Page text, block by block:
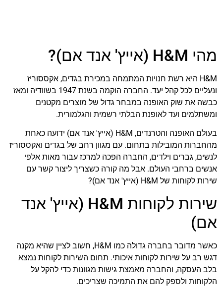
מהי H&M (אייץ' אנד אם)?
H&M היא רשת חנויות המתמחה במכירת בגדים, אקססוריז
ונעליים לכל קהל יעד. החברה הוקמה בשנת 1947 בשוודיה ומאז
כבשה את שוק האופנה במבחר גדול של מוצרים מקטנים
ומשתלמים ועד לאופנת הבלתי רשמית והגלמורית.
בעולם האופנה והטרנדים, H&M (אייץ' אנד אם) ידועה כאחת
מהחברות המובילות בתחום. עם מגוון רחב של בגדים ואקססוריז
לנשים, גברים וילדים, החברה הפכה למרכז עבור מאות אלפי
אנשים ברחבי העולם. אבל מה קורה כשצריך ליצור קשר עם
שירות לקוחות של H&M (אייץ' אנד אם)?
שירות לקוחות H&M (אייץ' אנד
אם)
כאשר מדובר בחברה גדולה כמו H&M, חשוב לציין שהיא מקנה
דגש רב על שירות לקוחות איכותי. תחום השירות לקוחות נמצא
בלב העסקה, והחברה מאמצת גישות מגוונות כדי להקל על
הלקוחות ולספק להם את התמיכה שצריכים.